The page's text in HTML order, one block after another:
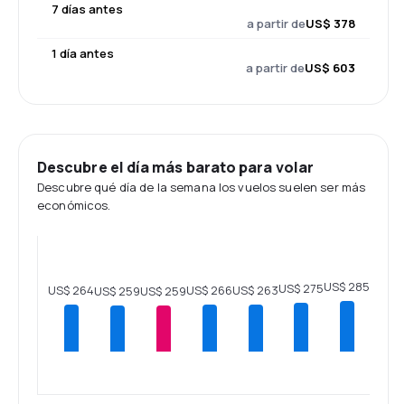
7 días antes
a partir deUS$ 378
1 día antes
a partir deUS$ 603
Descubre el día más barato para volar
Descubre qué día de la semana los vuelos suelen ser más
económicos.
US$ 264US$ 259US$ 259US$ 266US$ 263US$ 275US$ 285